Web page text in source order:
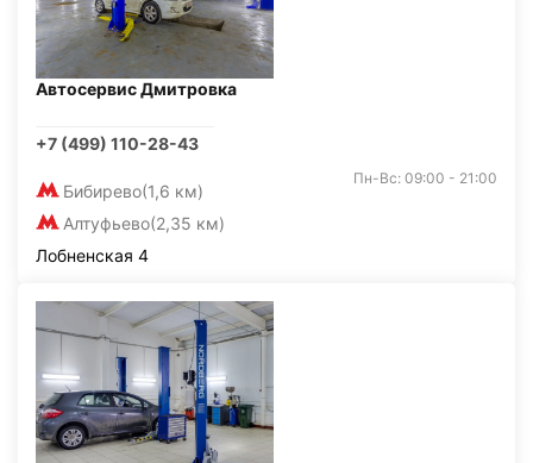
Автосервис Дмитровка
+7 (499) 110-28-43
Бибирево(1,6 км)
Алтуфьево(2,35 км)
Пн-Вс: 09:00 - 21:00
Лобненская 4